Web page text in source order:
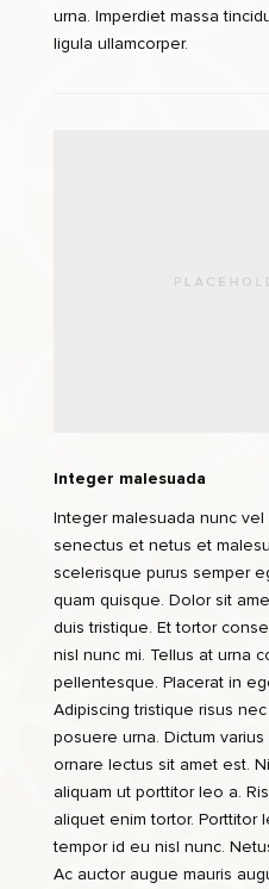
urna. Imperdiet massa
ligula ullamcorper.
Integer malesuada
Integer malesuada nunc vel
senectus et netus et
scelerisque purus semper
quam quisque. Dolor sit
duis tristique. Et tortor
nisl nunc mi. Tellus at urna
pellentesque. Placerat in
Adipiscing tristique risus
posuere urna. Dictum
ornare lectus sit amet est.
aliquam ut porttitor leo a.
aliquet enim tortor. Porttitor
tempor id eu nisl nunc.
Ac auctor augue mauris